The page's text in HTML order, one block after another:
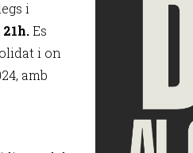
i
Es
i on
amb